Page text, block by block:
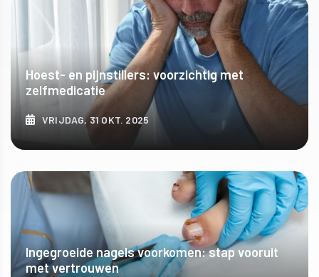
Hoest- en pijnstillers: voorzichtig met
zelfmedicatie
VRIJDAG, 31 OKT. 2025
ONTDEK MEER
Ingegroeide nagels voorkomen: stap vooruit
met vertrouwen